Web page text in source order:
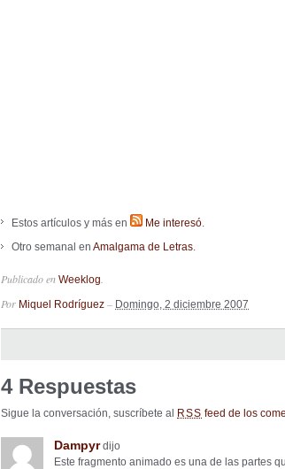
Estos artículos y más en Me interesó.
Otro semanal en Amalgama de Letras.
Publicado en Weeklog
Por Miquel Rodríguez – Domingo, 2 diciembre 2007
4 Respuestas
Sigue la conversación, suscríbete al RSS feed de los
Dampyr dijo
Este fragmento animado es una de las partes